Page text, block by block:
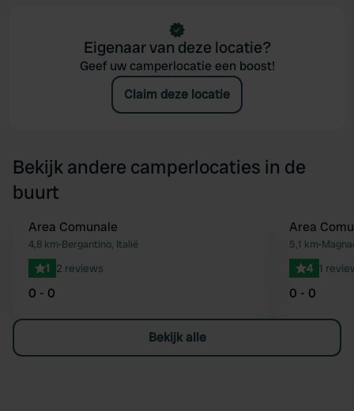
Eigenaar van deze locatie?
Geef uw camperlocatie een boost!
Claim deze locatie
Bekijk andere camperlocaties in de
buurt
Favoriet
Area Comunale
4,8 km•Bergantino, Italië
1 2 reviews
0 - 0
Area
5,1 km•
4 1
0 - 0
Bekijk alle